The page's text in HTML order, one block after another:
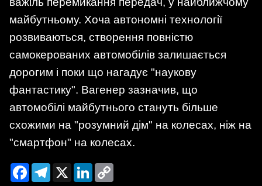
майбутньому. Хоча автономні технології
розвиваються, створення повністю
самокерованих автомобілів залишається
дорогим і поки що нагадує "наукову
фантастику". Вагенер зазначив, що
автомобілі майбутнього стануть більше
схожими на "розумний дім" на колесах, ніж на
"смартфон" на колесах.
FacebookTelegram
X LinkedIn